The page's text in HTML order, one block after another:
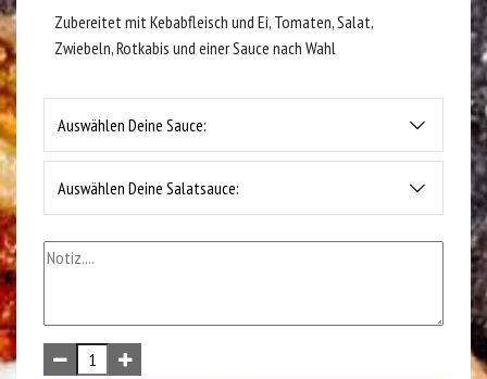
Zubereitet mit Kebabfleisch und Ei, Tomaten, Salat,
Zwiebeln, Rotkabis und einer Sauce nach Wahl
Auswählen Deine Sauce:
Auswählen Deine Salatsauce: